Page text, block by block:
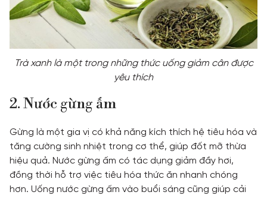
Trà xanh là một trong những thức uống giảm cân được
yêu thích
2. Nước gừng ấm
Gừng là một gia vị có khả năng kích thích hệ tiêu hóa và
tăng cường sinh nhiệt trong cơ thể, giúp đốt mỡ thừa
hiệu quả. Nước gừng ấm có tác dụng giảm đầy hơi,
đồng thời hỗ trợ việc tiêu hóa thức ăn nhanh chóng
hơn. Uống nước gừng ấm vào buổi sáng cũng giúp cải